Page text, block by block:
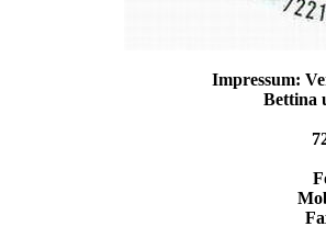
Impressum:
Bettina